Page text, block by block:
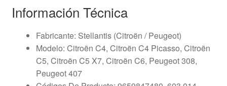
Información Técnica
Fabricante: Stellantis (Citroën / Peugeot)
Modelo: Citroën C4, Citroën C4 Picasso, Citroën
C5, Citroën C5 X7, Citroën C6, Peugeot 308,
Peugeot 407